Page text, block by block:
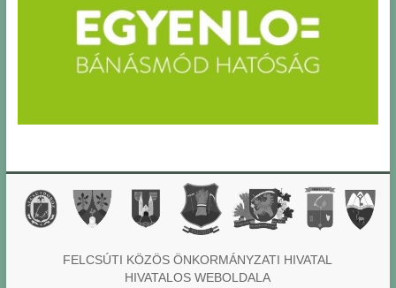
FELCSÚTI KÖZÖS ÖNKORMÁNYZATI HIVATAL
HIVATALOS WEBOLDALA